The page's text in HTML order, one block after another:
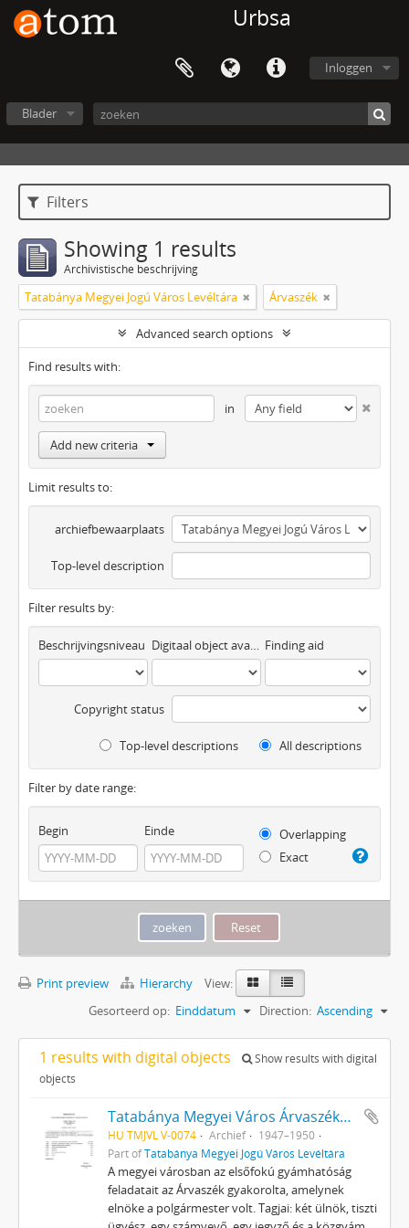
Urbsa
Inloggen
Blader
Filters
Showing 1 results
Archivistische beschrijving
Tatabánya Megyei Jogú Város Levéltára Árvaszék
Advanced search options
Find results with:
in
Add new criteria
Limit results to:
archiefbewaarplaats
Top-level description
Filter results by:
Beschrijvingsniveau Digitaal object available Finding aid
Copyright status
Top-level descriptions All descriptions
Filter by date range:
Begin Einde
Overlapping
Exact
Print preview Hierarchy
View:
Gesorteerd op: Einddatum Direction: Ascending
1 results with digital objects
Show results with digital
objects
Tatabánya Megyei Város Árvaszékének iratai
HU TMJVL V-0074 Archief
1947–1950
Part ofTatabánya Megyei Jogú Város Levéltára
A megyei városban az elsőfokú gyámhatóság
feladatait az Árvaszék gyakorolta, amelynek
elnöke a polgármester volt. Tagjai: két ülnök, tiszti